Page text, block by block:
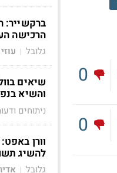
0
0
הרכישה
גלובל |
שיאים
והשיא
ניתוחים
וורן
להשיג תשואה
גלובל |